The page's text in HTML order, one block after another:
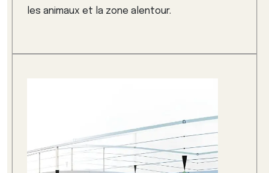
les animaux et la zone alentour.